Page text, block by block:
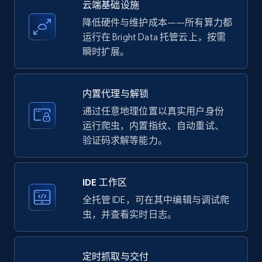
Amazon products - find products by using
upc numbers
price, Currency, Availability, Reviews count, and
more.
5.7K+
LinkedIn company information
ID, Name, Country code, Locations, Followers,
Employees in linkedin, About, Specialties, and
云端基础设施
降低硬件与维护成本——所有算力都
运行在 Bright Data 托管云上，按需
瞬时扩展。
内置代理与解锁
通过任意地理位置以真实用户身份
运行爬虫，内置指纹、自动重试、
验证码求解等能力。
IDE 工作区
全托管 IDE，可在其中编辑与调试爬
虫，并查看实时日志。
定时抓取与交付